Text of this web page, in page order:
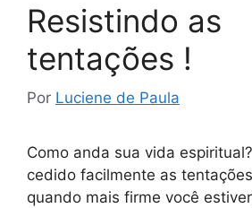
Resistindo as
tentações !
Por Luciene de Paula
Como anda sua vida
cedido facilmente as
quando mais firme você